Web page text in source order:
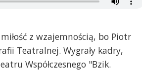
z wzajemnością, bo Piotr
Teatralnej. Wygrały kadry,
Współczesnego "Bzik.